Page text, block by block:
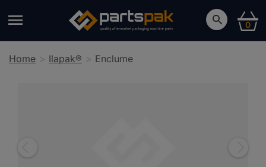
0
Home Ilapak® Enclume